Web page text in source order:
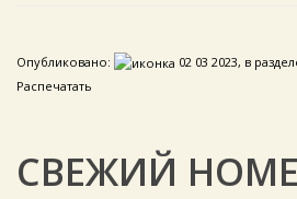
Опубликовано:
02 03 2023, в
Распечатать
СВЕЖИЙ